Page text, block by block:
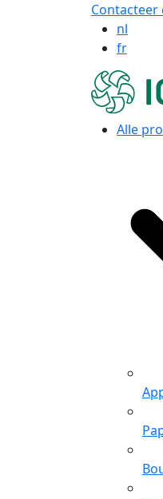
Contacteer
nl
fr
Alle